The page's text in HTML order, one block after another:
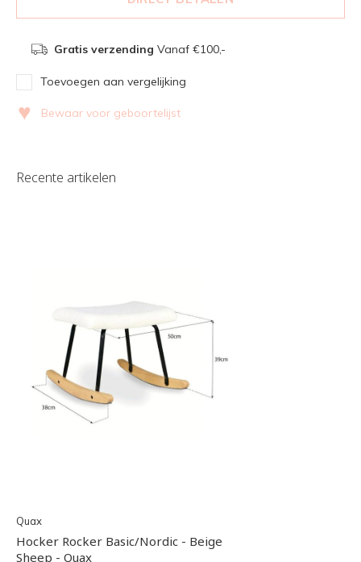
Gratis verzending Vanaf €100,-
Toevoegen aan vergelijking
♥ Bewaar voor geboortelijst
Recente artikelen
Quax
Hocker Rocker Basic/Nordic - Beige
Sheep - Quax